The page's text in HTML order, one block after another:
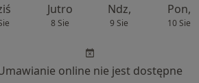
Jutro
8 Sie
Ndz,
9 Sie
Pon,
10 Sie
online nie jest dostępne